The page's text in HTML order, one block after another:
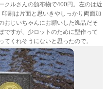
クルさんの頒布物で400円。左のは近
刷は片面と思いきやしっかり両面加
おじいちゃんにお願いした逸品だそ
ですが、少ロットのために型作って
くれそうにないと思ったので。